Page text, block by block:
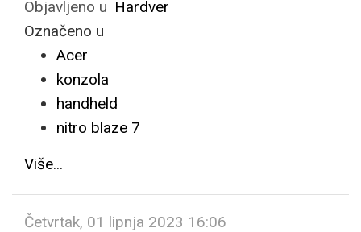
Objavljeno u Hardver
Označeno u
Acer
konzola
handheld
nitro blaze 7
Više...
Četvrtak, 01 lipnja 2023 16:06